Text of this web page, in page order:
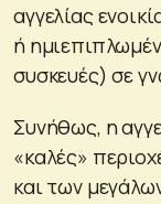
αγγελίας
ή
συσκευές) σε
Συνήθως, η
«καλές»
και των